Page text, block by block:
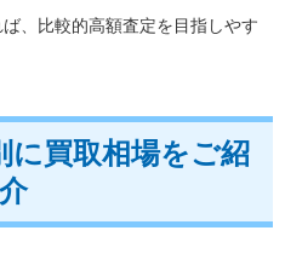
、比較的高額査定を目指しやす
に買取相場をご紹
介